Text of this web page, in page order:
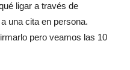
ligar a través de
una cita en persona.
pero veamos las 10